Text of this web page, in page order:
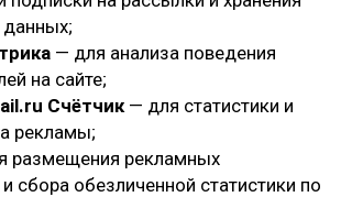
данных;
— для анализа поведения
на сайте;
Счётчик — для статистики и
рекламы;
размещения рекламных
сбора обезличенной статистики по